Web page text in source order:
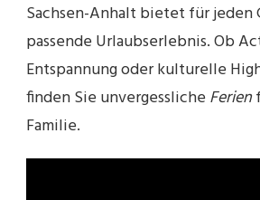
Sachsen-Anhalt bietet für jeden
passende Urlaubserlebnis. Ob
Entspannung oder kulturelle
finden Sie unvergessliche Ferien
Familie.